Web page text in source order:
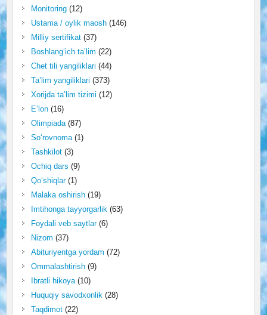
Monitoring(12)
Ustama / oylik maosh(146)
Milliy sertifikat(37)
Boshlang‘ich ta’lim (22)
Chet tili yangiliklari (44)
Ta’lim yangiliklari (373)
Xorijda ta’lim tizimi (12)
E’lon(16)
Olimpiada(87)
So‘rovnoma(1)
Tashkilot(3)
Ochiq dars (9)
Qo‘shiqlar(1)
Malaka oshirish(19)
Imtihonga tayyorgarlik(63)
Foydali veb saytlar(6)
Nizom (37)
Abituriyentga yordam (72)
Ommalashtirish(9)
Ibratli hikoya(10)
Huquqiy savodxonlik(28)
Taqdimot(22)